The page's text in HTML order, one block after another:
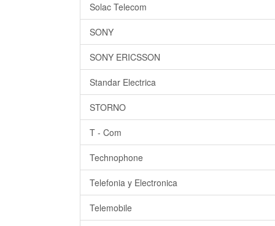
Solac Telecom
SONY
SONY ERICSSON
Standar Electrica
STORNO
T - Com
Technophone
Telefonia y Electronica
Telemobile